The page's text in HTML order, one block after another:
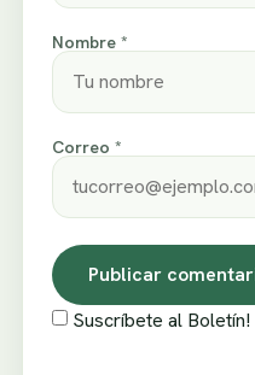
Nombre *
Correo *
Suscríbete al Boletín!